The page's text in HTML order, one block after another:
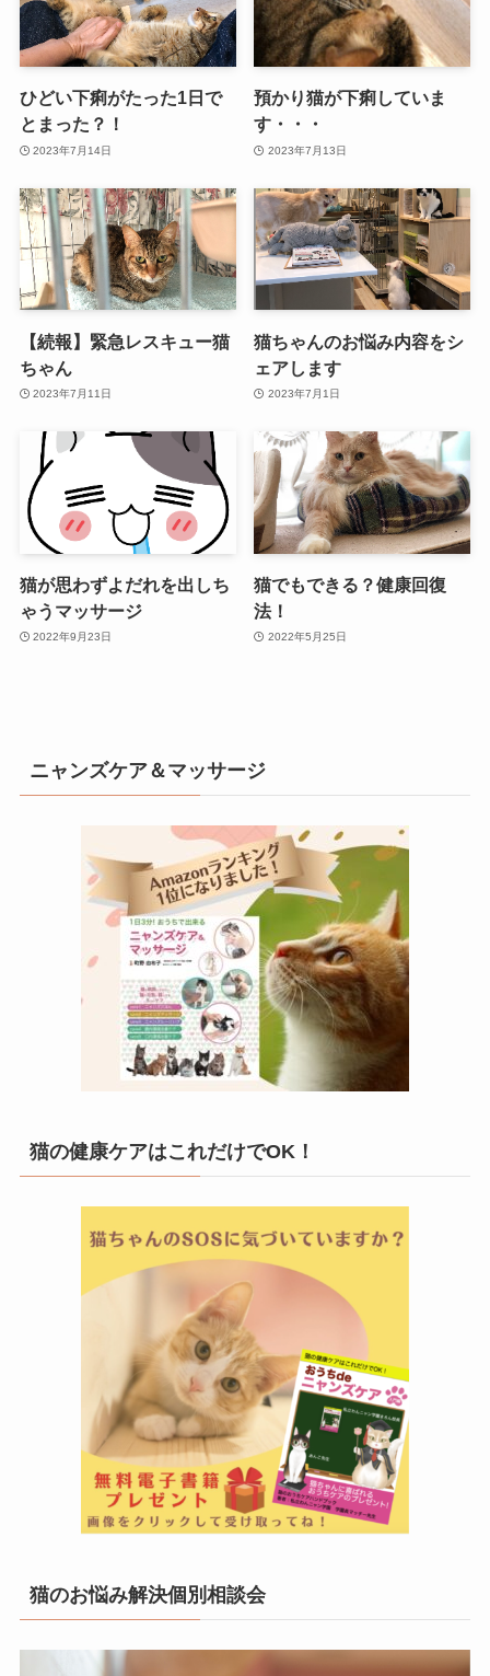
ひどい下痢がたった1日で
とまった？！
2023年7月14日
預かり猫が下痢していま
す・・・
2023年7月13日
【続報】緊急レスキュー猫
ちゃん
2023年7月11日
猫ちゃんのお悩み内容をシ
ェアします
2023年7月1日
猫が思わずよだれを出しち
ゃうマッサージ
2022年9月23日
猫でもできる？健康回復
法！
2022年5月25日
ニャンズケア＆マッサージ
猫の健康ケアはこれだけでOK！
猫のお悩み解決個別相談会